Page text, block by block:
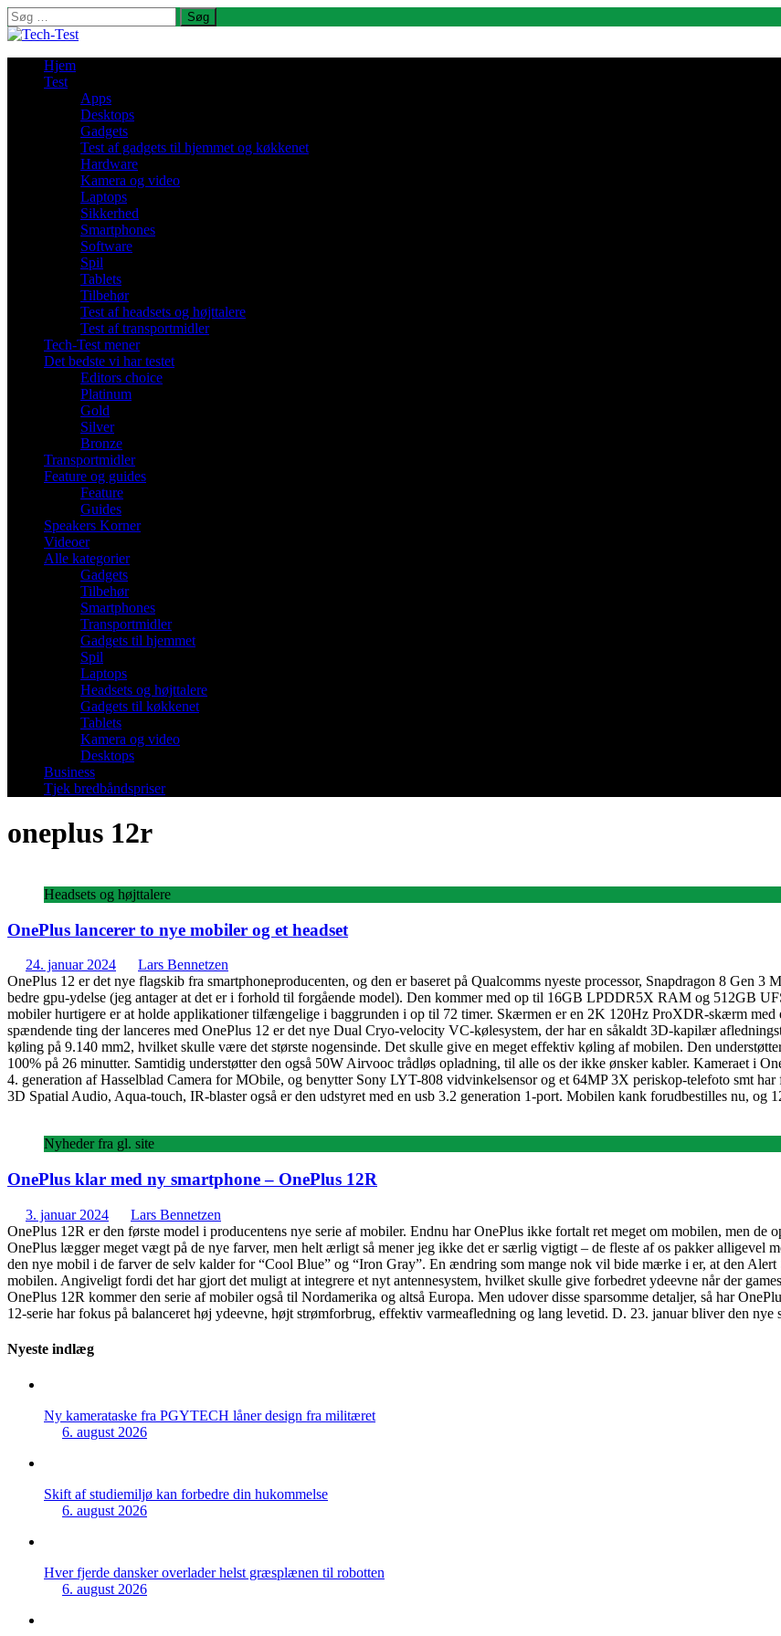
Søg
efter:
Hjem
Test
Apps
Desktops
Gadgets
Test af gadgets til hjemmet og køkkenet
Hardware
Kamera og video
Laptops
Sikkerhed
Smartphones
Software
Spil
Tablets
Tilbehør
Test af headsets og højttalere
Test af transportmidler
Tech-Test mener
Det bedste vi har testet
Editors choice
Platinum
Gold
Silver
Bronze
Transportmidler
Feature og guides
Feature
Guides
Speakers Korner
Videoer
Alle kategorier
Gadgets
Tilbehør
Smartphones
Transportmidler
Gadgets til hjemmet
Spil
Laptops
Headsets og højttalere
Gadgets til køkkenet
Tablets
Kamera og video
Desktops
Business
Tjek bredbåndspriser
oneplus 12r
Headsets og højttalere
OnePlus lancerer to nye mobiler og et headset
24. januar 2024
Lars Bennetzen
OnePlus 12 er det nye flagskib fra smartphoneproducenten, og den er baseret på Qualcomms nyeste processor, Snapdragon 8 Gen
bedre gpu-ydelse (jeg antager at det er i forhold til forgående model). Den kommer med op til 16GB LPDDR5X RAM og 512GB
mobiler hurtigere er at holde applikationer tilfængelige i baggrunden i op til 72 timer. Skærmen er en 2K 120Hz ProXDR-skærm
spændende ting der lanceres med OnePlus 12 er det nye Dual Cryo-velocity VC-kølesystem, der har en såkaldt 3D-kapilær
køling på 9.140 mm2, hvilket skulle være det største nogensinde. Det skulle give en meget effektiv køling af mobilen. Den
100% på 26 minutter. Samtidig understøtter den også 50W Airvooc trådløs opladning, til alle os der ikke ønsker kabler. Kameraet i
4. generation af Hasselblad Camera for MObile, og benytter Sony LYT-808 vidvinkelsensor og et 64MP 3X periskop-telefoto smt
3D Spatial Audio, Aqua-touch, IR-blaster også er den udstyret med en usb 3.2 generation 1-port. Mobilen kank forudbestilles nu, og
Nyheder fra gl. site
OnePlus klar med ny smartphone – OnePlus 12R
3. januar 2024
Lars Bennetzen
OnePlus 12R er den første model i producentens nye serie af mobiler. Endnu har OnePlus ikke fortalt ret meget om mobilen, men de
OnePlus lægger meget vægt på de nye farver, men helt ærligt så mener jeg ikke det er særlig vigtigt – de fleste af os pakker alligevel
den nye mobil i de farver de selv kalder for “Cool Blue” og “Iron Gray”. En ændring som mange nok vil bide mærke i er, at den
mobilen. Angiveligt fordi det har gjort det muligt at integrere et nyt antennesystem, hvilket skulle give forbedret ydeevne når der
OnePlus 12R kommer den serie af mobiler også til Nordamerika og altså Europa. Men udover disse sparsomme detaljer, så har
12-serie har fokus på balanceret høj ydeevne, højt strømforbrug, effektiv varmeafledning og lang levetid. D. 23. januar bliver den nye
Nyeste indlæg
Ny kamerataske fra PGYTECH låner design fra militæret
6. august 2026
Skift af studiemiljø kan forbedre din hukommelse
6. august 2026
Hver fjerde dansker overlader helst græsplænen til robotten
6. august 2026